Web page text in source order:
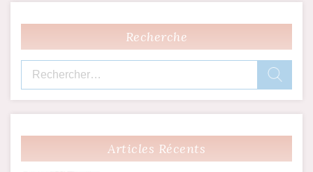
Recherche
Rechercher :
Articles Récents